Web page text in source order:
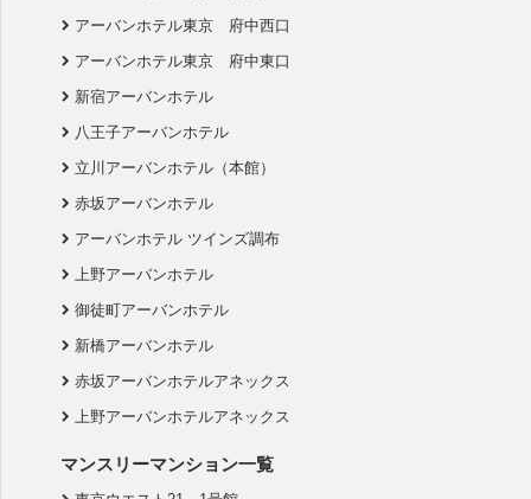
アーバンホテル東京 府中西口
アーバンホテル東京 府中東口
新宿アーバンホテル
八王子アーバンホテル
立川アーバンホテル（本館）
赤坂アーバンホテル
アーバンホテル ツインズ調布
上野アーバンホテル
御徒町アーバンホテル
新橋アーバンホテル
赤坂アーバンホテルアネックス
上野アーバンホテルアネックス
マンスリーマンション一覧